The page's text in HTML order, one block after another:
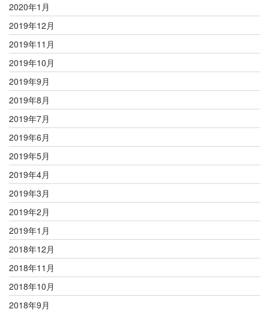
2020年1月
2019年12月
2019年11月
2019年10月
2019年9月
2019年8月
2019年7月
2019年6月
2019年5月
2019年4月
2019年3月
2019年2月
2019年1月
2018年12月
2018年11月
2018年10月
2018年9月